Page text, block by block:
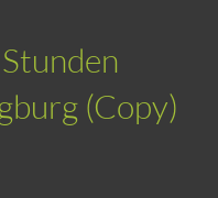
(Copy)